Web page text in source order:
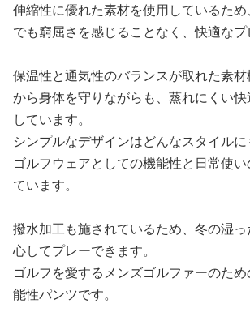
伸縮性に優れた素材を使用しているた
でも窮屈さを感じることなく、快適なプ
保温性と通気性のバランスが取れた素
から身体を守りながらも、蒸れにくい
しています。
シンプルなデザインはどんなスタイルに
ゴルフウェアとしての機能性と日常使
ています。
撥水加工も施されているため、冬の湿
心してプレーできます。
ゴルフを愛するメンズゴルファーのた
能性パンツです。